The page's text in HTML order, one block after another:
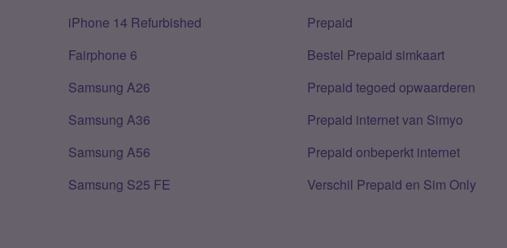
iPhone 14 Refurbished
Fairphone 6
Samsung A26
Samsung A36
Samsung A56
Samsung S25 FE
Prepaid
Bestel Prepaid simkaart
Prepaid tegoed opwaarderen
Prepaid internet van Simyo
Prepaid onbeperkt internet
Verschil Prepaid en Sim Only